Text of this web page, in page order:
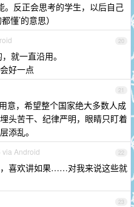
。反正会思考的学生，以后自己
懂’的意思）
20
就一直沿用。
好一点
21
意，希望整个国家绝大多数人成
头苦干、纪律严明，眼睛只盯着
添乱。
22
via Android
喜欢讲如果……对我来说这些就
23